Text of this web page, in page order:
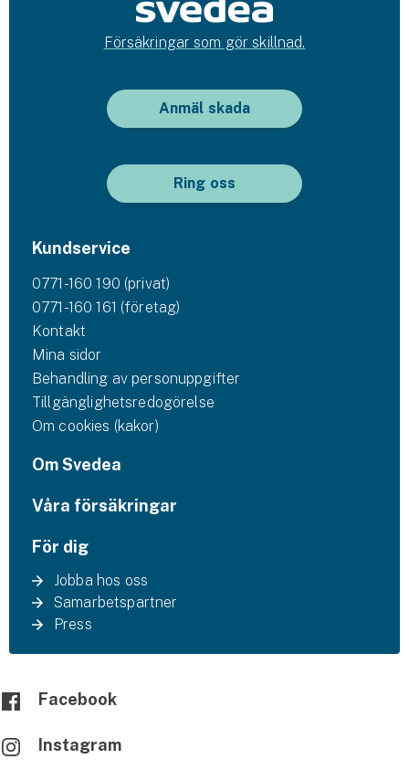
Försäkringar som gör skillnad.
Anmäl skada
Ring oss
Kundservice
0771-160 190 (privat)
0771-160 161 (företag)
Kontakt
Mina sidor
Behandling av personuppgifter
Tillgänglighetsredogörelse
Om cookies (kakor)
Om Svedea
Våra försäkringar
För dig
Jobba hos oss
Samarbetspartner
Press
Facebook
Instagram